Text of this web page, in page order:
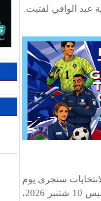
عبد الوافي لفتيت.
ستجرى يوم
الأربعاء 23 شتنبر 2026، على أن تنطلق الحملة الانتخابية يوم الخميس 10 شتنبر 2026،